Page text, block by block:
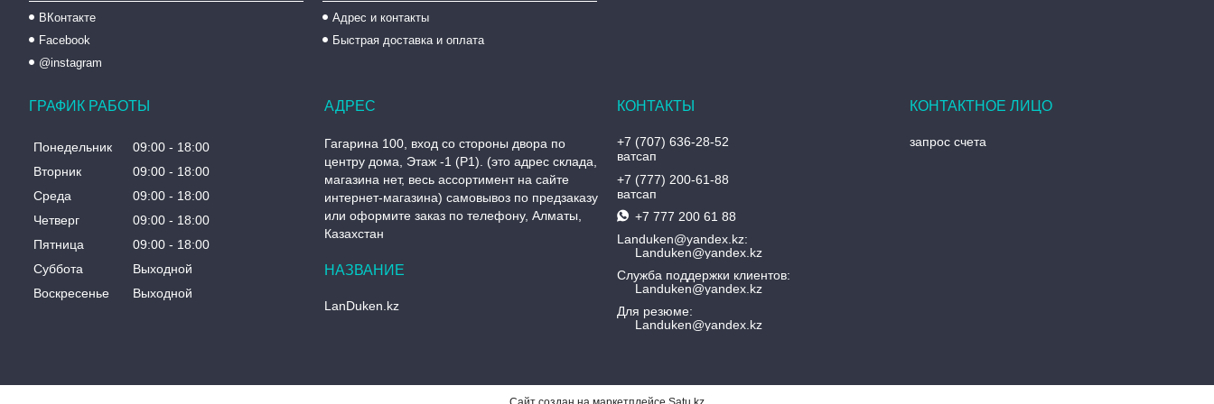
ВКонтакте
Facebook
@instagram
Адрес и контакты
Быстрая доставка и оплата
ГРАФИК РАБОТЫ
Понедельник 09:00
18:00
Вторник
09:00
18:00
Среда
09:00
18:00
Четверг
09:00
18:00
Пятница
09:00
18:00
Суббота
Выходной
Воскресенье
Выходной
Гагарина 100, вход со стороны двора по
центру дома, Этаж -1 (P1). (это адрес склада,
магазина нет, весь ассортимент на сайте
интернет-магазина) самовывоз по предзаказу
или оформите заказ по телефону, Алматы,
Казахстан
LanDuken.kz
+7 (707) 636-28-52
ватсап
+7 (777) 200-61-88
ватсап
+7 777 200 61 88
Landuken@yandex.kz
Landuken@yandex.kz
Служба поддержки клиентов
Landuken@yandex.kz
Для резюме
Landuken@yandex.kz
запрос счета